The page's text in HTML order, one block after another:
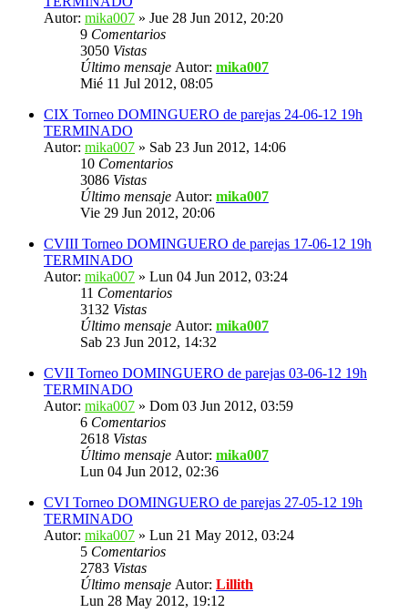
Autor: mika007 » Jue 28 Jun 2012, 20:20
9 Comentarios
3050 Vistas
Último mensaje Autor: mika007
Mié 11 Jul 2012, 08:05
CIX Torneo DOMINGUERO de parejas 24-06-12 19h
TERMINADO
Autor: mika007 » Sab 23 Jun 2012, 14:06
10 Comentarios
3086 Vistas
Último mensaje Autor: mika007
Vie 29 Jun 2012, 20:06
CVIII Torneo DOMINGUERO de parejas 17-06-12 19h
TERMINADO
Autor: mika007 » Lun 04 Jun 2012, 03:24
11 Comentarios
3132 Vistas
Último mensaje Autor: mika007
Sab 23 Jun 2012, 14:32
CVII Torneo DOMINGUERO de parejas 03-06-12 19h
TERMINADO
Autor: mika007 » Dom 03 Jun 2012, 03:59
6 Comentarios
2618 Vistas
Último mensaje Autor: mika007
Lun 04 Jun 2012, 02:36
CVI Torneo DOMINGUERO de parejas 27-05-12 19h
TERMINADO
Autor: mika007 » Lun 21 May 2012, 03:24
5 Comentarios
2783 Vistas
Último mensaje Autor: Lillith
Lun 28 May 2012, 19:12